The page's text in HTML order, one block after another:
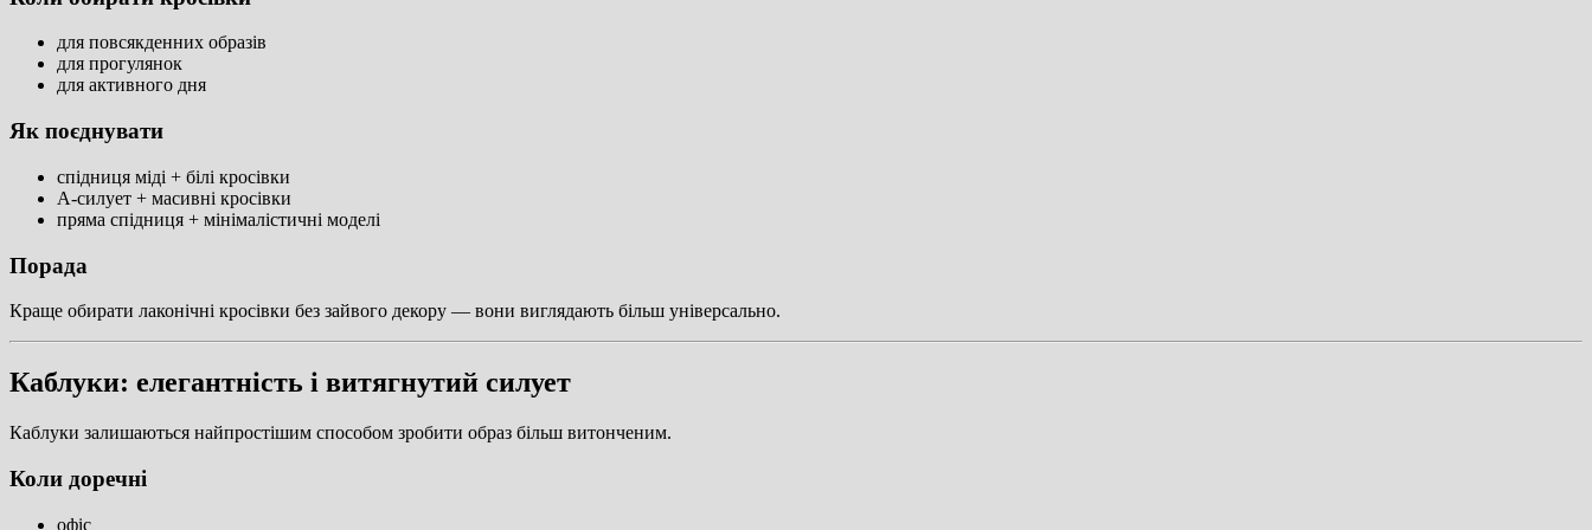
для повсякденних образів
для прогулянок
для активного дня
Як поєднувати
спідниця міді + білі кросівки
А-силует + масивні кросівки
пряма спідниця + мінімалістичні моделі
Порада
Краще обирати лаконічні кросівки без зайвого декору — вони виглядають більш універсально.
Каблуки: елегантність і витягнутий силует
Каблуки залишаються найпростішим способом зробити образ більш витонченим.
Коли доречні
офіс